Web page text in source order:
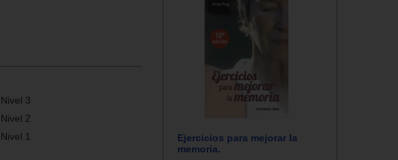
3
2
1
Ejercicios para mejorar la
memoria.